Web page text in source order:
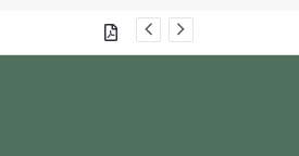
گذشتہ شمارے